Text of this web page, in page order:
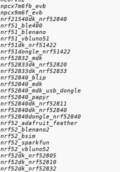
npcx7m6fb_evb
npcx9m6f_evb
nrf21540dk_nrf52840
nrf51_ble400
nrf51_blenano
nrf51_vbluno51
nrf51dk_nrf51422
nrf51dongle_nrf51422
nrf52832_mdk
nrf52833dk_nrf52820
nrf52833dk_nrf52833
nrf52840_blip
nrf52840_mdk
nrf52840_mdk_usb_dongle
nrf52840_papyr
nrf52840dk_nrf52811
nrf52840dk_nrf52840
nrf52840dongle_nrf52840
nrf52_adafruit_feather
nrf52_blenano2
nrf52_bsim
nrf52_sparkfun
nrf52_vbluno52
nrf52dk_nrf52805
nrf52dk_nrf52810
nrf52dk_nrf52832